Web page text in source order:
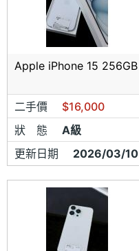
Apple iPhone 15 256GB
二手價
$16,000
狀 態
A級
更新日期
2026/03/10